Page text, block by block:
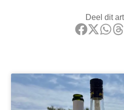
Deel dit